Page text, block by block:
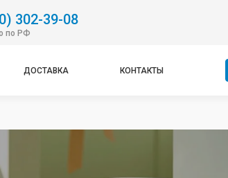
302-39-08
по РФ
ДОСТАВКА КОНТАКТЫ